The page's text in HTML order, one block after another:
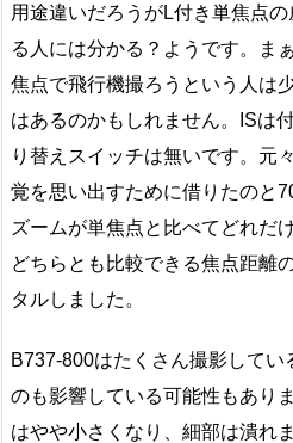
用途違いだろうがL付き単焦点
る人には分かる？ようです。ま
焦点で飛行機撮ろうという人は
はあるのかもしれません。ISは
り替えスイッチは無いです。元
覚を思い出すために借りたのと
ズームが単焦点と比べてどれだ
どちらとも比較できる焦点距離
タルしました。
B737-800はたくさん撮影して
のも影響している可能性もあり
はやや小さくなり、細部は潰れ